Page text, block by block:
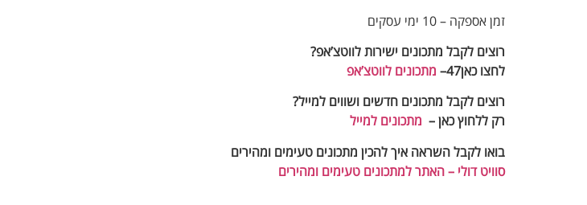
זמן אספקה – 10 ימי עסקים
רוצים לקבל מתכונים ישירות לווטצ’אפ?
לחצו כאן47–
מתכונים לווטצ’אפ
רוצים לקבל מתכונים חדשים ושווים למייל?
רק ללחוץ כאן – מתכונים למייל
בואו לקבל השראה איך להכין מתכונים טעימים ומהירים
סוויט דולי – האתר למתכונים טעימים ומהירים